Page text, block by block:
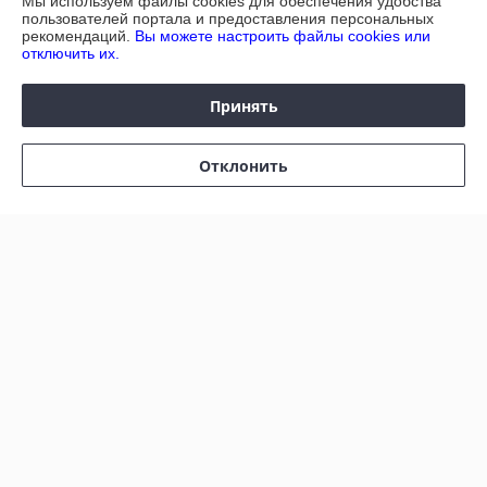
Сделка подтверждена через корзину
Показать все отзывы
пользователей портала и предоставления персональных
рекомендаций. Вы можете настроить файлы cookies или
отключить их.
Принять
Отклонить